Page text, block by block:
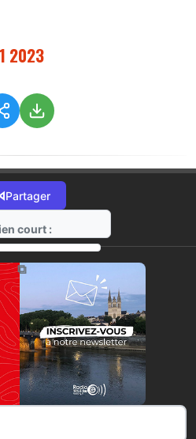
2023
Partager
court :
https://radio-g.fr?13051
⧉